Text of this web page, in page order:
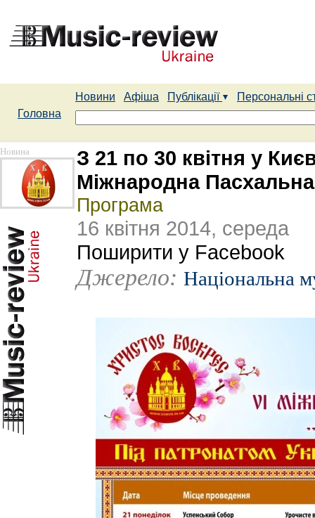
Новини Афіша Публікації
Персональні
Головна
Новина
З 21 по 30 квітня у
Міжнародна
Програма
16 квітня 2014, середа
Поширити у Facebook
Джерело: Національна